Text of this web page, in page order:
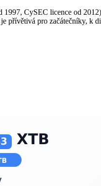
CySEC licence od
přívětivá pro začátečníky,